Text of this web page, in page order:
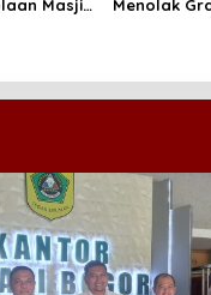
Masjid
Menolak